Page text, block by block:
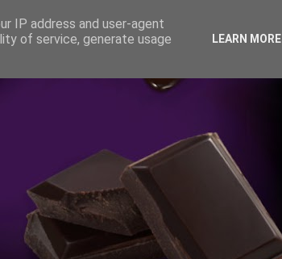
IP address and user-agent
of service, generate usage
LEARN MORE